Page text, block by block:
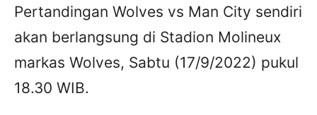
Pertandingan Wolves vs Man City sendiri
akan berlangsung di Stadion Molineux
markas Wolves, Sabtu (17/9/2022) pukul
18.30 WIB.